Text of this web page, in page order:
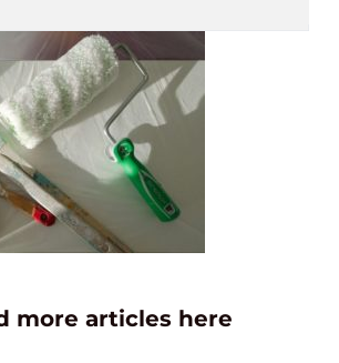
more articles here